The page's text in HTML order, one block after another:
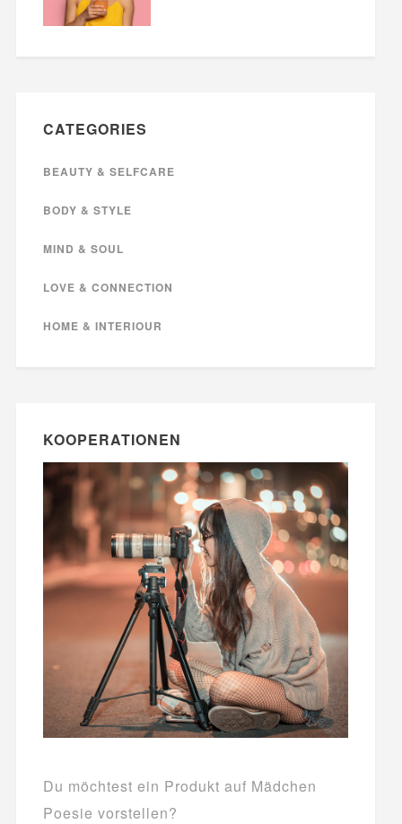
CATEGORIES
BEAUTY & SELFCARE
BODY & STYLE
MIND & SOUL
LOVE & CONNECTION
HOME & INTERIOUR
KOOPERATIONEN
Du möchtest ein Produkt auf Mädchen
Poesie vorstellen?